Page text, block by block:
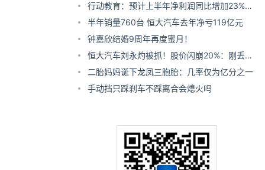
行动教育：预计上半年净利润同比增加23%到
42%
半年销量760台 恒大汽车去年净亏119亿元
钟嘉欣结婚9周年再度蜜月！
恒大汽车刘永灼被抓！股价闪崩20%：刚丢35
亿救命钱
二胎妈妈诞下龙凤三胞胎：几率仅为亿分之一
手动挡只踩刹车不踩离合会熄火吗